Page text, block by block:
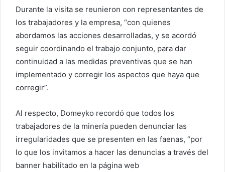
Durante la visita se reunieron con representantes de
los trabajadores y la empresa, “con quienes
abordamos las acciones desarrolladas, y se acordó
seguir coordinando el trabajo conjunto, para dar
continuidad a las medidas preventivas que se han
implementado y corregir los aspectos que haya que
corregir”.
Al respecto, Domeyko recordó que todos los
trabajadores de la minería pueden denunciar las
irregularidades que se presenten en las faenas, “por
lo que los invitamos a hacer las denuncias a través del
banner habilitado en la página web